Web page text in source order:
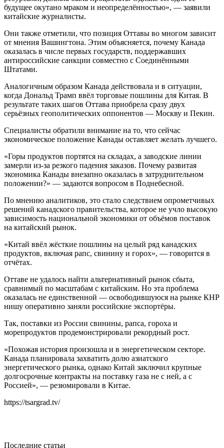
будущее окутано мраком и неопределённостью», — заявили
китайские журналисты.
Они также отметили, что позиция Оттавы во многом зависит
от мнения Вашингтона. Этим объясняется, почему Канада
оказалась в числе первых государств, поддержавших
антироссийские санкции совместно с Соединёнными
Штатами.
Аналогичным образом Канада действовала и в ситуации,
когда Дональд Трамп ввёл торговые пошлины для Китая. В
результате таких шагов Оттава приобрела сразу двух
серьёзных геополитических оппонентов — Москву и Пекин.
Специалисты обратили внимание на то, что сейчас
экономическое положение Канады оставляет желать лучшего.
«Горы продуктов портятся на складах, а заводские линии
замерли из-за резкого падения заказов. Почему развитая
экономика Канады внезапно оказалась в затруднительном
положении?» — задаются вопросом в Поднебесной.
По мнению аналитиков, это стало следствием опрометчивых
решений канадского правительства, которое не учло высокую
зависимость национальной экономики от объёмов поставок
на китайский рынок.
«Китай ввёл жёсткие пошлины на целый ряд канадских
продуктов, включая рапс, свинину и горох», — говорится в
отчётах.
Оттаве не удалось найти альтернативный рынок сбыта,
сравнимый по масштабам с китайским. Но эта проблема
оказалась не единственной — освободившуюся на рынке КНР
нишу оперативно заняли российские экспортёры.
Так, поставки из России свинины, рапса, гороха и
морепродуктов продемонстрировали рекордный рост.
«Похожая история произошла и в энергетическом секторе.
Канада планировала захватить долю азиатского
энергетического рынка, однако Китай заключил крупные
долгосрочные контракты на поставку газа не с ней, а с
Россией», — резюмировали в Китае.
https://tsargrad.tv/
Последние статьи